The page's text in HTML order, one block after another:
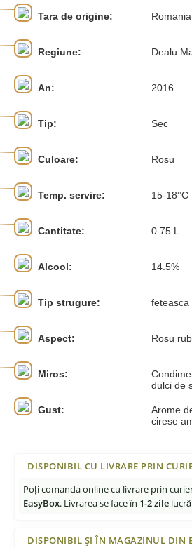
Tara de origine: Romania
Regiune: Dealu
An: 2016
Tip: Sec
Culoare: Rosu
Temp. servire: 15-18°C
Cantitate: 0.75 L
Alcool: 14.5%
Tip strugure: feteasca
Aspect: Rosu
Miros:
dulci de
Gust:
Arome
cirese
DISPONIBIL CU LIVRARE PRIN
Poți comanda online cu livrare prin
EasyBox. Livrarea se face în 1-2 zile
DISPONIBIL ȘI ÎN MAGAZINUL DIN